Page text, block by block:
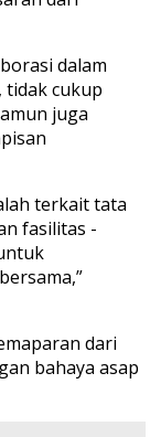
dalam
tidak cukup
juga
terkait tata
fasilitas -
dari
bahaya asap